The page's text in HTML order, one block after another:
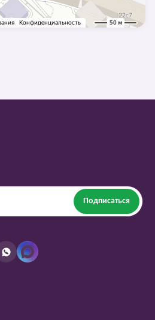
Подписаться